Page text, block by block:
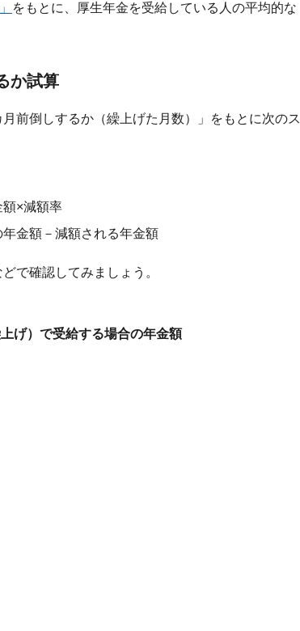
をもとに、厚生年金を受給している人の平均的な
か試算
前倒しするか（繰上げた月数）」をもとに次のス
×減額率
金額－減額される年金額
で確認してみましょう。
げ）で受給する場合の年金額